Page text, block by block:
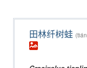
田林纤树蛙